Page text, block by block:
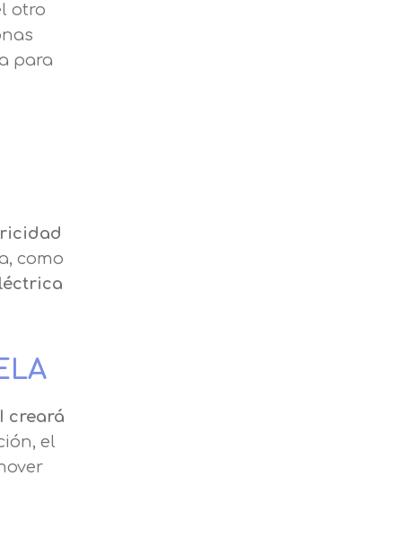
otro
para
como
creará
el